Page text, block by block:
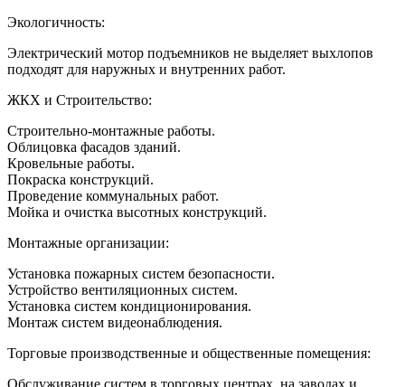
Экологичность:
Электрический мотор подъемников не выделяет выхлопов
подходят для наружных и внутренних работ.
ЖКХ и Строительство:
Строительно-монтажные работы.
Облицовка фасадов зданий.
Кровельные работы.
Покраска конструкций.
Проведение коммунальных работ.
Мойка и очистка высотных конструкций.
Монтажные организации:
Установка пожарных систем безопасности.
Устройство вентиляционных систем.
Установка систем кондиционирования.
Монтаж систем видеонаблюдения.
Торговые производственные и общественные помещения:
Обслуживание систем в торговых центрах, на заводах и